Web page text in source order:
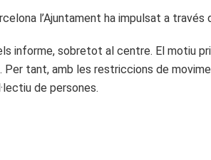
l’Ajuntament ha impulsat a través
informe, sobretot al centre. El motiu
tant, amb les restriccions de
de persones.